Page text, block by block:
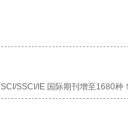
SSCI/IE 国际期刊增至1680种